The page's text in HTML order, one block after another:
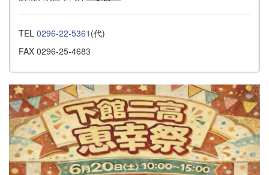
TEL 0296-22-5361 (代)
FAX 0296-25-4683